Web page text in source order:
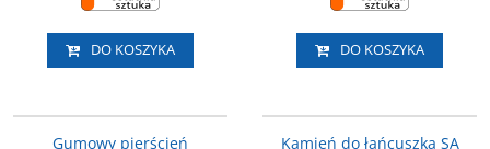
DO KOSZYKA DO KOSZYKA
Gumowy pierścień
Kamień do łańcuszka SA